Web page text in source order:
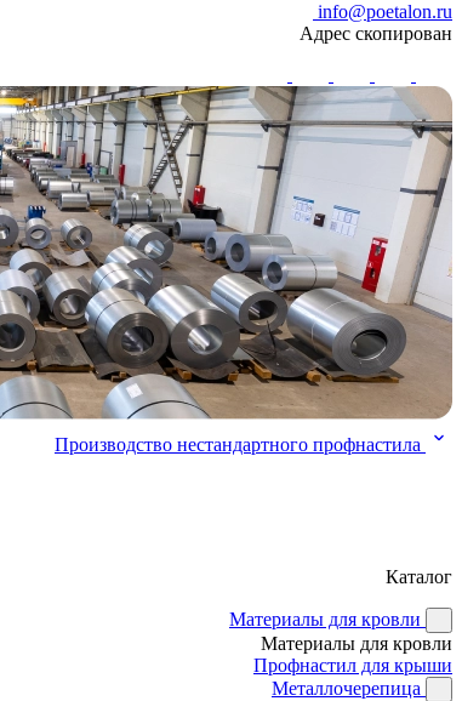
info@poetalon.ru
Адрес скопирован
Производство нестандартного профнастила
Каталог
Материалы для кровли
Материалы для кровли
Профнастил для крыши
Металлочерепица